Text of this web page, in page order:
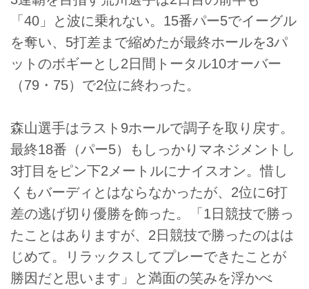
「40」と波に乗れない。15番パー5でイーグル
を奪い、5打差まで縮めたが最終ホールを3パ
ットのボギーとし2日間トータル10オーバー
（79・75）で2位に終わった。
森山選手はラスト9ホールで調子を取り戻す。
最終18番（パー5）もしっかりマネジメントし
3打目をピン下2メートルにナイスオン。惜し
くもバーディとはならなかったが、2位に6打
差の逃げ切り優勝を飾った。「1日競技で勝っ
たことはありますが、2日競技で勝ったのはは
じめて。リラックスしてプレーできたことが
勝因だと思います」と満面の笑みを浮かべ